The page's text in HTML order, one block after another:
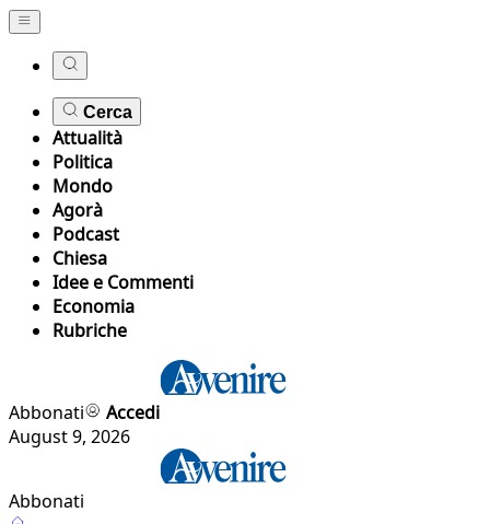
Cerca
Attualità
Politica
Mondo
Agorà
Podcast
Chiesa
Idee e Commenti
Economia
Rubriche
Abbonati
Accedi
August 9, 2026
Abbonati